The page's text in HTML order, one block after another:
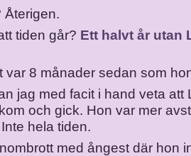
Återigen.
tiden går? Ett halvt år utan
var 8 månader sedan som
jag med facit i hand veta att
och gick. Hon var mer
hela tiden.
med ångest där hon